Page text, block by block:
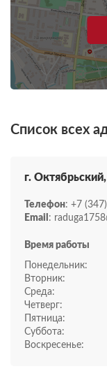
Список всех
г.
Телефон: +7
Email :
Время работы
Понедельник:
Вторник:
Среда:
Четверг:
Пятница:
Суббота:
Воскресенье: